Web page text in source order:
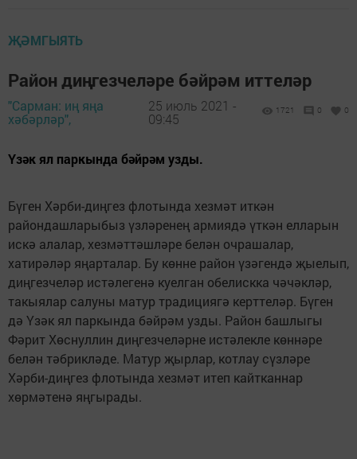
ҖӘМГЫЯТЬ
Район диңгезчеләре бәйрәм иттеләр
"Сарман: иң яңа
хәбәрләр",
25 июль 2021 -
09:45
1721 0 0
Үзәк ял паркында бәйрәм узды.
Бүген Хәрби-диңгез флотында хезмәт иткән
райондашларыбыз үзләренең армиядә үткән елларын
искә алалар, хезмәттәшләре белән очрашалар,
хатирәләр яңарталар. Бу көнне район үзәгендә җыелып,
диңгезчеләр истәлегенә куелган обелискка чәчәкләр,
такыялар салуны матур традициягә керттеләр. Бүген
дә Үзәк ял паркында бәйрәм узды. Район башлыгы
Фәрит Хөснуллин диңгезчеләрне истәлекле көннәре
белән тәбрикләде. Матур җырлар, котлау сүзләре
Хәрби-диңгез флотында хезмәт итеп кайтканнар
хөрмәтенә яңгырады.